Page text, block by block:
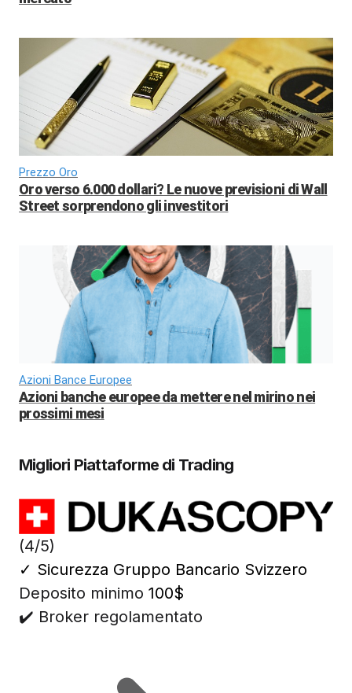
Prezzo Oro
Oro verso 6.000 dollari? Le nuove previsioni di Wall
Street sorprendono gli investitori
Azioni Bance Europee
Azioni banche europee da mettere nel mirino nei
prossimi mesi
Migliori Piattaforme di Trading
(4/5)
✓ Sicurezza Gruppo Bancario Svizzero
Deposito minimo 100$
✔️ Broker regolamentato